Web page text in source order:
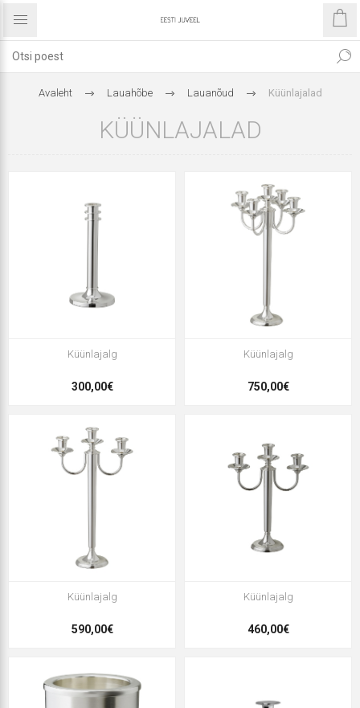
Avaleht Lauahõbe Lauanõud Küünlajalad
KÜÜNLAJALAD
Küünlajalg
300,00€
Küünlajalg
750,00€
Küünlajalg
590,00€
Küünlajalg
460,00€